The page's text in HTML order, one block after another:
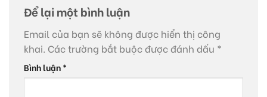
Để lại một bình luận
Email của bạn sẽ không được hiển thị công
khai. Các trường bắt buộc được đánh dấu *
Bình luận*